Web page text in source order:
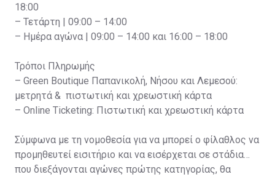
18:00
– Τετάρτη | 09:00 – 14:00
– Ημέρα αγώνα | 09:00 – 14:00 και 16:00 – 18:00
Τρόποι Πληρωμής
– Green Boutique Παπανικολή, Νήσου και Λεμεσού:
μετρητά & πιστωτική και χρεωστική κάρτα
– Online Ticketing: Πιστωτική και χρεωστική κάρτα
Σύμφωνα με τη νομοθεσία για να μπορεί ο φίλαθλος να
προμηθευτεί εισιτήριο και να εισέρχεται σε στάδια
που διεξάγονται αγώνες πρώτης κατηγορίας, θα